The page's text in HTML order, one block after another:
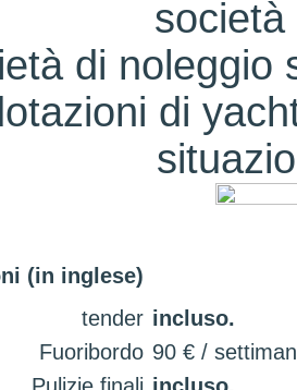
di noleggio
di
(in inglese)
tender incluso.
Fuoribordo 90 € /